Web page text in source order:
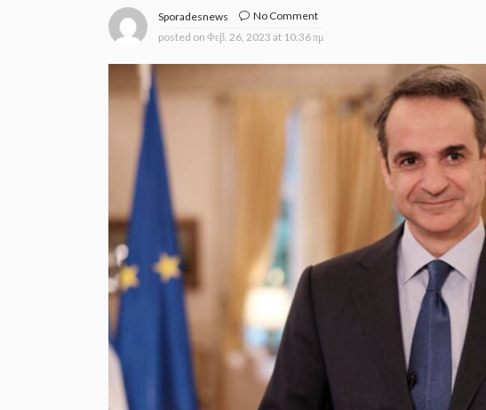
Sporadesnews
No Comment
posted on Φεβ. 26, 2023 at 10:36 πμ